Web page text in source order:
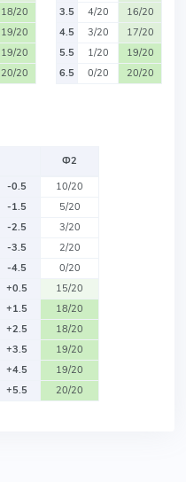
18/20
19/20
19/20
20/20
3.5
4/20
16/20
4.5
3/20
17/20
5.5
1/20
19/20
6.5
0/20 20/20
Ф2
-0.5
10/20
-1.5
5/20
-2.5
3/20
-3.5
2/20
-4.5
0/20
+0.5
15/20
+1.5
18/20
+2.5
18/20
+3.5
19/20
+4.5
19/20
+5.5
20/20